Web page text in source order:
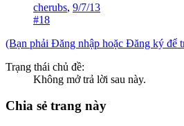
cherubs, 9/7/13
#18
(Bạn phải Đăng nhập hoặc Đăng ký để
Trạng thái chủ đề:
Không mở trả lời sau này.
Chia sẻ trang này